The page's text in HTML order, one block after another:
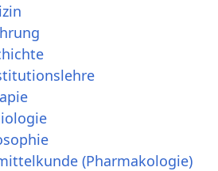
(Pharmakologie)